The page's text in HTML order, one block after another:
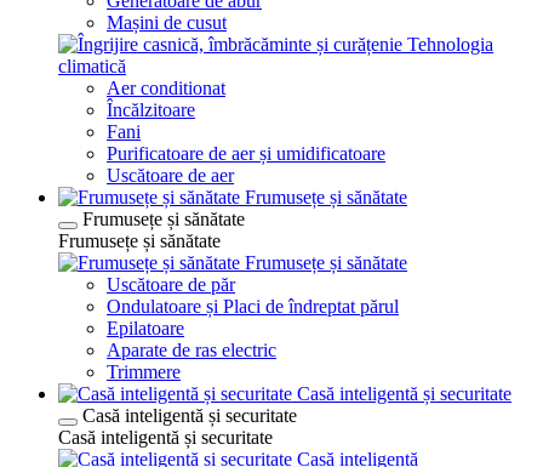
Mașini de cusut
Tehnologia
climatică
Aer conditionat
Încălzitoare
Fani
Purificatoare de aer și umidificatoare
Uscătoare de aer
Frumusețe și sănătate
Frumusețe și sănătate
Frumusețe și sănătate
Frumusețe și sănătate
Uscătoare de păr
Ondulatoare și Placi de îndreptat părul
Epilatoare
Aparate de ras electric
Trimmere
Casă inteligentă și securitate
Casă inteligentă și securitate
Casă inteligentă și securitate
Casă inteligentă